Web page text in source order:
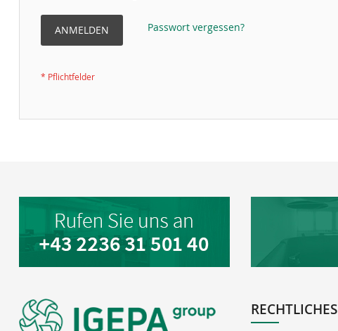
ANMELDEN Passwort vergessen?
RECHTLICHES